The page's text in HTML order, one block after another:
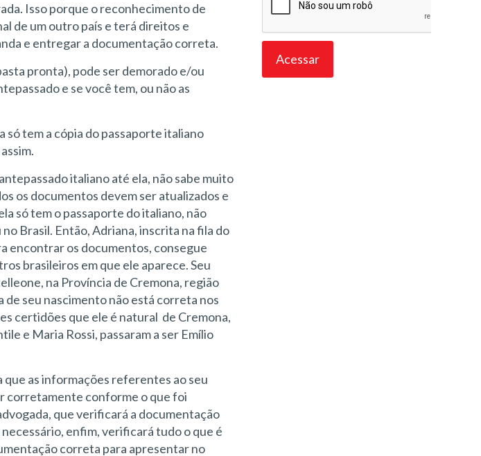
Isso porque o reconhecimento de
de um outro país e terá direitos e
e entregar a documentação correta.
pronta), pode ser demorado e/ou
e se você tem, ou não as
só tem a cópia do passaporte italiano
italiano até ela, não sabe muito
os documentos devem ser atualizados e
só tem o passaporte do italiano, não
Brasil. Então, Adriana, inscrita na fila do
encontrar os documentos, consegue
brasileiros em que ele aparece. Seu
na Província de Cremona, região
de seu nascimento não está correta nos
certidões que ele é natural de Cremona,
e Maria Rossi, passaram a ser Emílio
as informações referentes ao seu
corretamente conforme o que foi
que verificará a documentação
enfim, verificará tudo o que é
correta para apresentar no